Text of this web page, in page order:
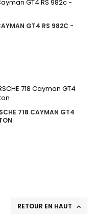
GT4 RS 982C -
718 CAYMAN GT4
RETOUR EN HAUT 